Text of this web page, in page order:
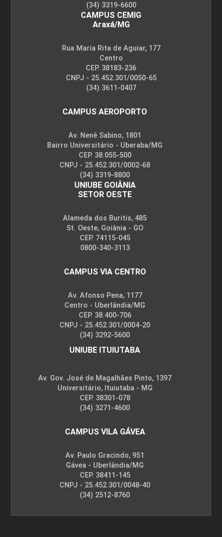
(34) 3319-6600
CAMPUS CEMIG
Araxá/MG
Rua Maria Rita de Aguiar, 177
Centro
CEP. 38183-236
CNPJ - 25.452.301/0050-65
(34) 3611-0407
CAMPUS AEROPORTO
Av. Nenê Sabino, 1801
Bairro Universitário - Uberaba/MG
CEP. 38.055-500
CNPJ - 25.452.301/0002-68
(34) 3319-8800
UNIUBE GOIÂNIA
SETOR OESTE
Alameda dos Buritis, 485
St. Oeste, Goiânia - GO
CEP. 74115-045
0800-340-3113
CAMPUS VIA CENTRO
Av. Afonso Pena, 1177
Centro - Uberlândia/MG
CEP. 38.400-706
CNPJ - 25.452.301/0004-20
(34) 3292-5600
UNIUBE ITUIUTABA
Av. Gov. José de Magalhães Pinto, 1397
Universitário, Ituiutaba - MG
CEP. 38301-078
(34) 3271-4600
CAMPUS VILA GÁVEA
Av. Paulo Gracindo, 951
Gávea - Uberlândia/MG
CEP. 38411-145
CNPJ - 25.452.301/0048-40
(34) 2512-8760